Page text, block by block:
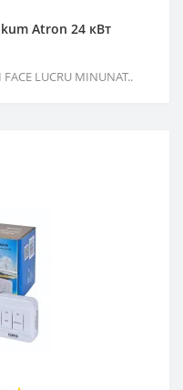
Atron 24 кВт
LUCRU MINUNAT..